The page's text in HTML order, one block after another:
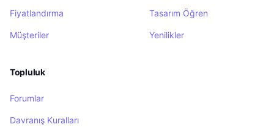
Fiyatlandırma
Müşteriler
Tasarım Öğren
Yenilikler
Topluluk
Forumlar
Davranış Kuralları